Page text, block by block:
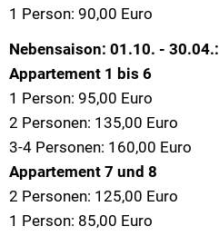
1 Person: 90,00 Euro
Nebensaison: 01.10. - 30.04.:
Appartement 1 bis 6
1 Person: 95,00 Euro
2 Personen: 135,00 Euro
3-4 Personen: 160,00 Euro
Appartement 7 und 8
2 Personen: 125,00 Euro
1 Person: 85,00 Euro